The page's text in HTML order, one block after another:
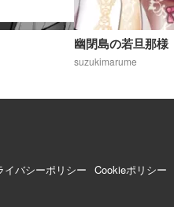
幽閉島の若旦那様
suzukimarume
イバシーポリシー Cookieポリシー